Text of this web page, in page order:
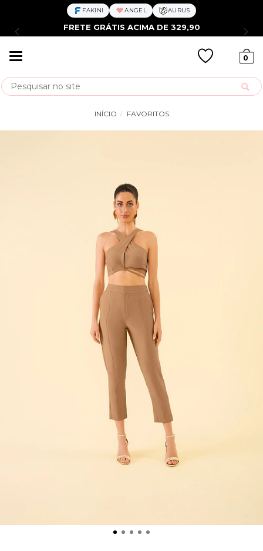
FAKINI ANGEL AURUS
FRETE GRÁTIS ACIMA DE 329,90
0
Busca
INÍCIO FAVORITOS